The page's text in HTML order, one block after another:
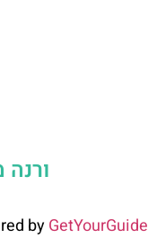
ורנה
byGetYourGuide